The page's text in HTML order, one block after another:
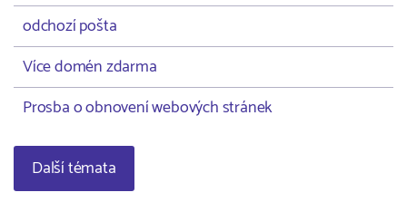
odchozí pošta
Více domén zdarma
Prosba o obnovení webových stránek
Další témata